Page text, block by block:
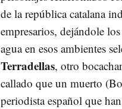
de la república catalana
empresarios, dejándole
agua en esos ambientes
Terradellas, otro
callado que un muerto
periodista español que